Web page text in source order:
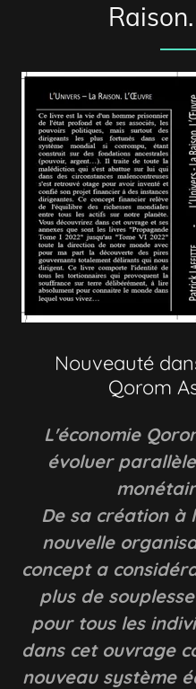
Nouveauté
Qorom
L'économie
évoluer
De sa création à
nouvelle
concept a
plus de
pour tous les
dans cet ouvrage
nouveau système